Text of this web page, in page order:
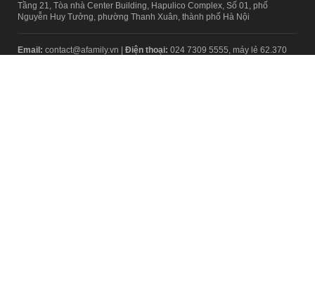
Tầng 21, Tòa nhà Center Building, Hapulico Complex, Số 01, phố
Nguyễn Huy Tưởng, phường Thanh Xuân, thành phố Hà Nội
Email: contact@afamily.vn | Điện thoại: 024 7309 5555, máy lẻ 62.370